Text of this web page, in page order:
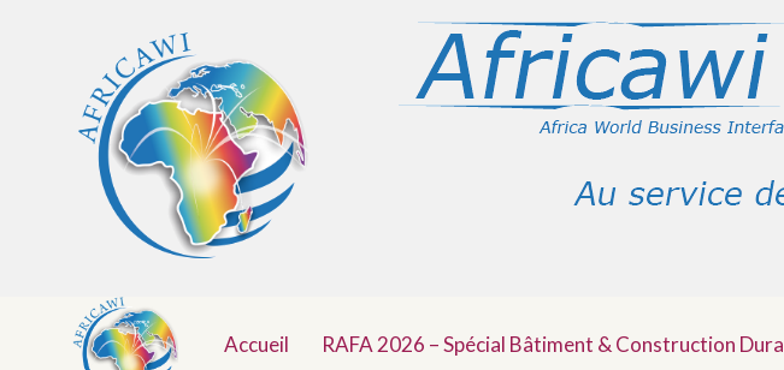
Accueil RAFA 2026 – Spécial Bâtiment & Construction